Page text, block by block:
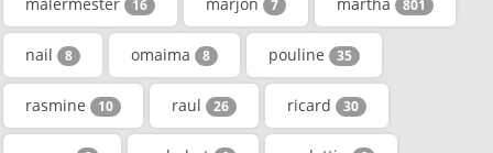
16 7 801
nail 8 omaima 8 pouline 35
rasmine 10 raul 26 ricard 30